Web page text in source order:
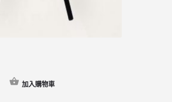
加入購物車